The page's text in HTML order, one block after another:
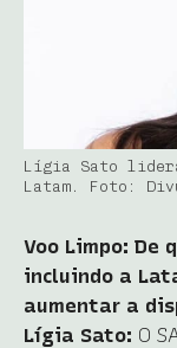
Lígia Sato
Latam. Foto:
Voo Limpo: De
incluindo a
aumentar a
Lígia Sato: O